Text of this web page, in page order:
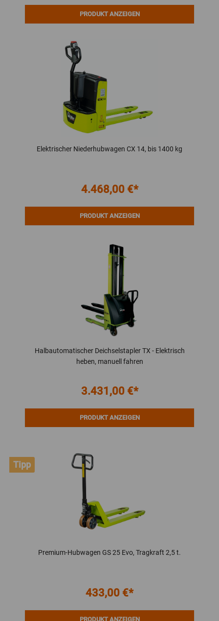
PRODUKT ANZEIGEN
Elektrischer Niederhubwagen CX 14, bis 1400 kg
4.468,00 €*
PRODUKT ANZEIGEN
Halbautomatischer Deichselstapler TX - Elektrisch
heben, manuell fahren
3.431,00 €*
PRODUKT ANZEIGEN
Tipp
Premium-Hubwagen GS 25 Evo, Tragkraft 2,5 t.
433,00 €*
PRODUKT ANZEIGEN